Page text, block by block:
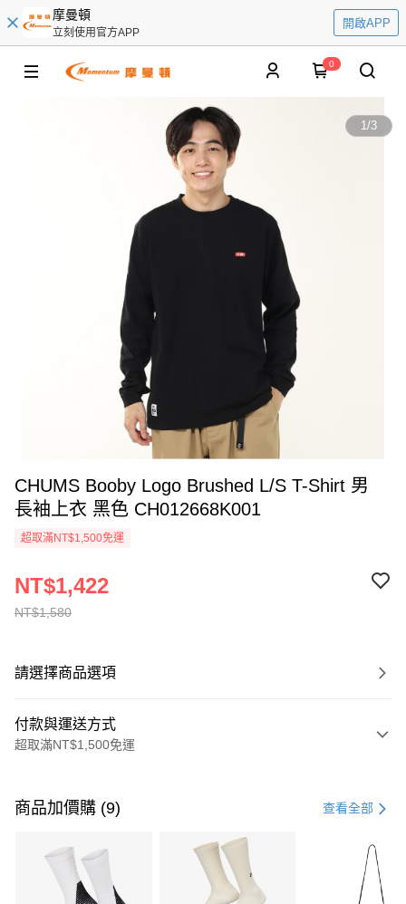
摩曼頓
立刻使用官方APP
開啟APP
0
1/3
CHUMS Booby Logo Brushed L/S T-Shirt 男
長袖上衣 黑色 CH012668K001
超取滿NT$1,500免運
NT$1,580
NT$1,422
請選擇商品選項
付款與運送方式
超取滿NT$1,500免運
信用卡一次付款
3 期 0 利率 每期 21家銀行
合作金庫商業銀行
第一商業銀行
商品加價購 (9) 查看全部